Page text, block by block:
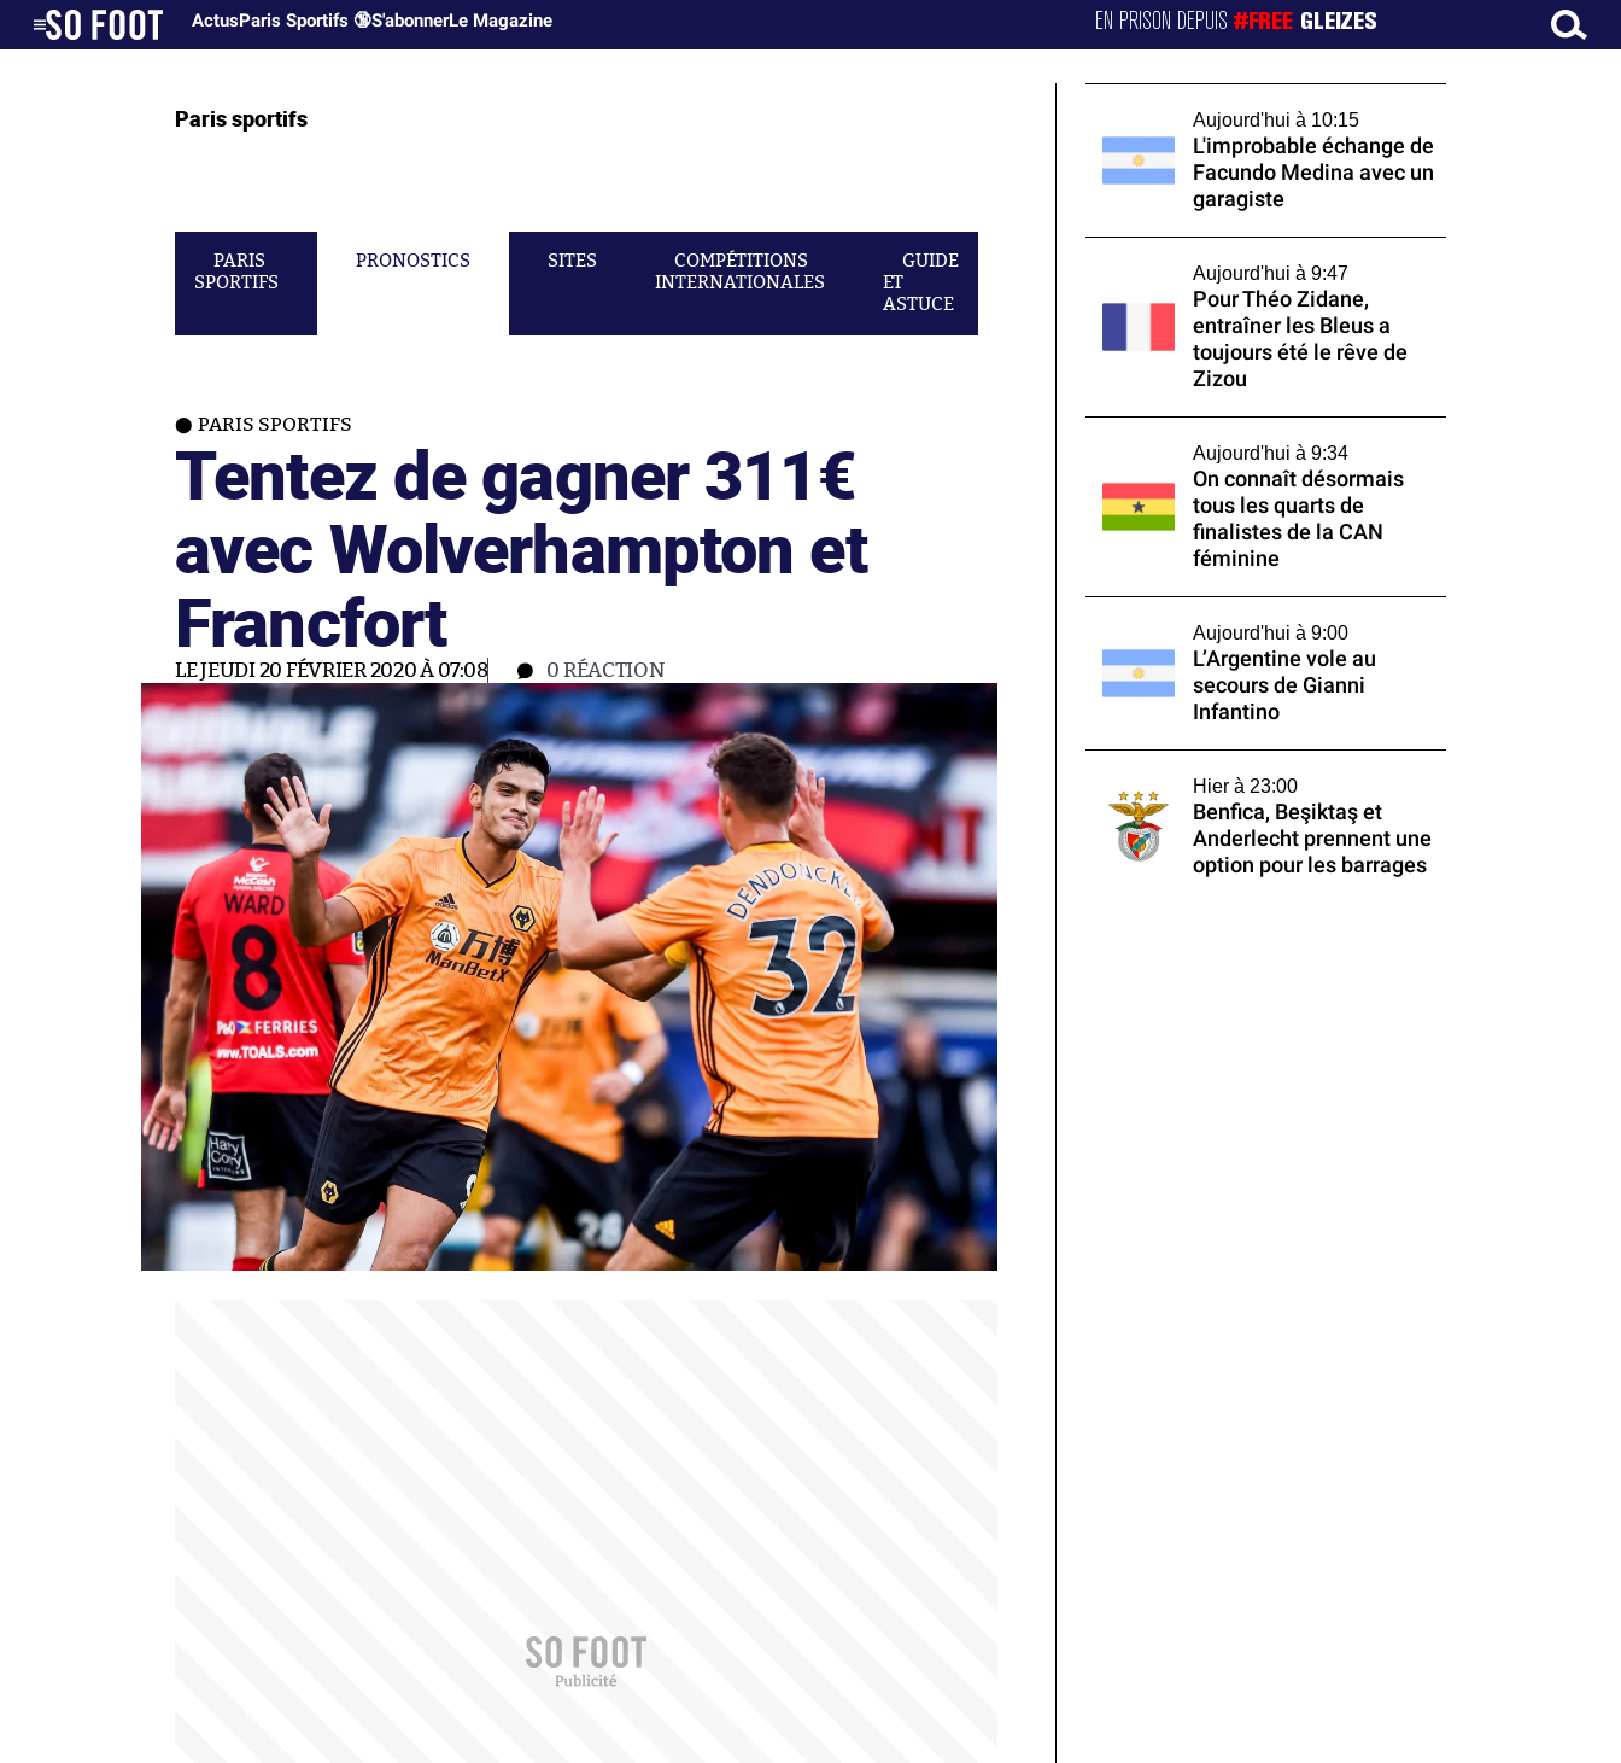
ActusParis Sportifs 🔞S'abonnerLe Magazine EN PRISON DEPUIS#FREE GLEIZES
Paris sportifs
PARIS
SPORTIFS
PRONOSTICS SITES
COMPÉTITIONS
INTERNATIONALES
GUIDE
ET
ASTUCE
PARIS SPORTIFS
Tentez de gagner 311€
avec Wolverhampton et
Francfort
LE JEUDI 20 FÉVRIER 2020 À 07:08 0 RÉACTION
Aujourd'hui à 10:15
L'improbable échange de
Facundo Medina avec un
garagiste
Aujourd'hui à 9:47
Pour Théo Zidane,
entraîner les Bleus a
toujours été le rêve de
Zizou
Aujourd'hui à 9:34
On connaît désormais
tous les quarts de
finalistes de la CAN
féminine
Aujourd'hui à 9:00
L’Argentine vole au
secours de Gianni
Infantino
Hier à 23:00
Benfica, Beşiktaş et
Anderlecht prennent une
option pour les barrages